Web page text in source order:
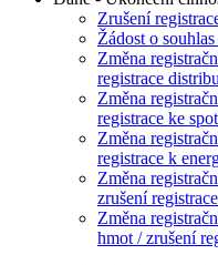
Zrušení
Žádost o
Změna
registrace
Změna
registrace ke
Změna
registrace k
Změna
zrušení
Změna
hmot / zrušení